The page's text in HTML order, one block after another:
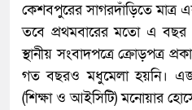
কেশবপুরের সাগরদাঁড়িতে মাত্র
তবে প্রথমবারের মতো এ বছর
স্থানীয় সংবাদপত্রে ক্রোড়পত্র
গত বছরও মধুমেলা হয়নি।
(শিক্ষা ও আইসিটি) মনোয়ার